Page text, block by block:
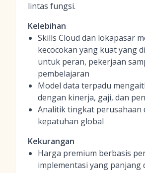
lintas fungsi.
Kelebihan
Skills Cloud dan lokapasar
kecocokan yang kuat yang
untuk peran, pekerjaan
pembelajaran
Model data terpadu
dengan kinerja, gaji, dan
Analitik tingkat perusahaan
kepatuhan global
Kekurangan
Harga premium berbasis
implementasi yang panjang